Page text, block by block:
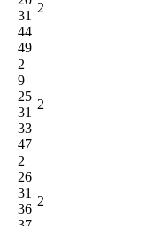
31
44
49
2
2
9
25
31
33
47
2
2
26
31
36
2